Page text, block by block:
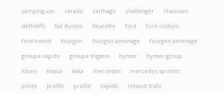
camping-car
carado carthago challenger
chausson
dethleffs
fiat ducato fleurette ford
ford custom
ford transit
fourgon fourgon amenage
fourgon aménagé
groupe rapido
groupe trigano hymer
hymer group
itineo
knaus laika mercedes
mercedes sprinter
pilote
profile profilé rapido
renault trafic